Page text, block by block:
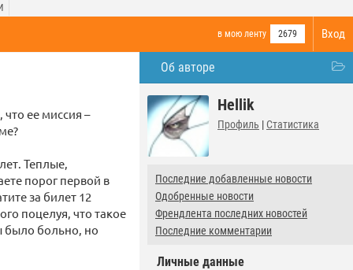
Вход
в мою ленту 2679
Об авторе
Hellik
Профиль | Статистика
Последние добавленные новости
Одобренные новости
Френдлента последних новостей
Последние комментарии
Личные данные
ее миссия –
Теплые,
порог первой в
за билет 12
поцелуя, что такое
было больно, но